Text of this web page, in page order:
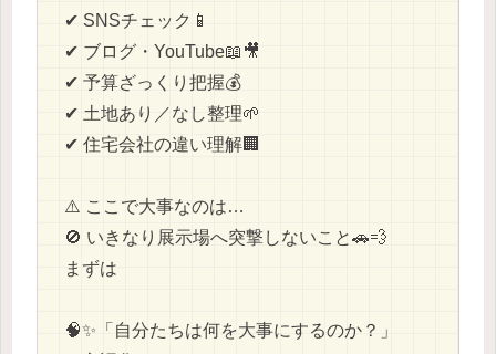
✔ SNSチェック📱
✔ ブログ・YouTube📖🎥
✔ 予算ざっくり把握💰
✔ 土地あり／なし整理🌱
✔ 住宅会社の違い理解🏢
⚠️ ここで大事なのは…
🚫 いきなり展示場へ突撃しないこと🚗💨
まずは
🧠✨「自分たちは何を大事にするのか？」